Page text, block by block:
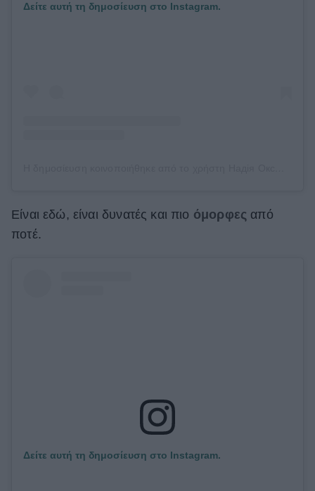
Δείτε αυτή τη δημοσίευση στο Instagram.
Είναι εδώ, είναι δυνατές και πιο όμορφες από
ποτέ.
Δείτε αυτή τη δημοσίευση στο Instagram.